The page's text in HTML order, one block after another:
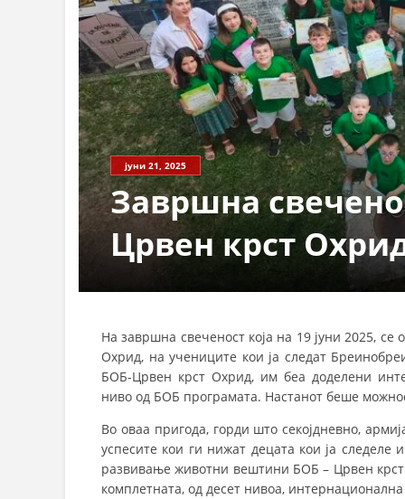
јуни 21, 2025
Завршна
Црвен крст
На завршна свеченост која на 19 јуни 2025,
Охрид, на учениците кои ја следат
БОБ-Црвен крст Охрид, им беа доделени
ниво од БОБ програмата. Настанот беше
Во оваа пригода, горди што секојдневно,
успесите кои ги нижат децата кои ја
развивање животни вештини БОБ – Црвен крст
комплетната, од десет нивоа,